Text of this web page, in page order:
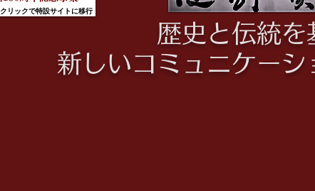
クリックで特設サイトに移行
歴史と伝統を
新しいコミュニケーシ